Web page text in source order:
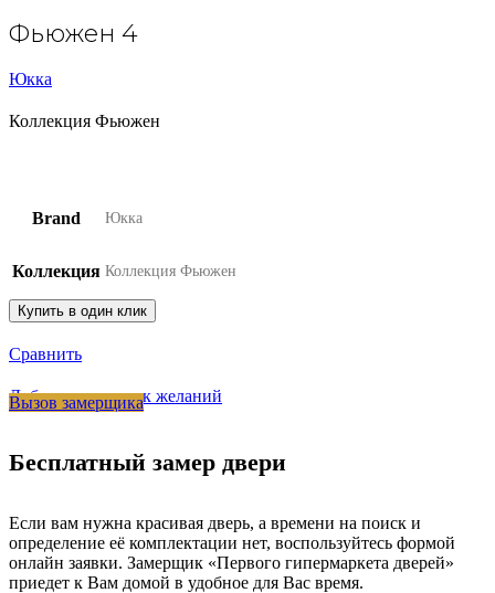
Фьюжен 4
Юкка
Коллекция Фьюжен
Brand Юкка
Коллекция Коллекция Фьюжен
Купить в один клик
Сравнить
Добавить в список желаний
Вызов замерщика
Бесплатный замер двери
Если вам нужна красивая дверь, а времени на поиск и
определение её комплектации нет, воспользуйтесь формой
онлайн заявки. Замерщик «Первого гипермаркета дверей»
приедет к Вам домой в удобное для Вас время.